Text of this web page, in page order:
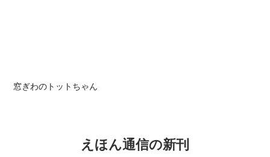
窓ぎわのトットちゃん
えほん通信の新刊